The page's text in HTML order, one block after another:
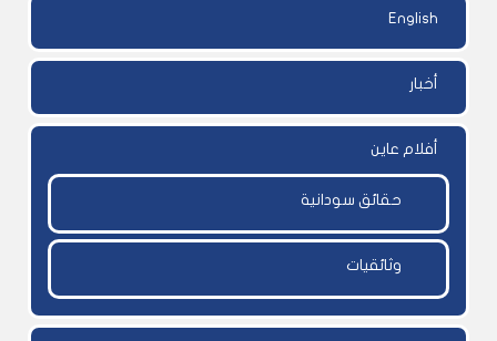
English
أخبار
أفلام عاين
حقائق سودانية
وثائقيات